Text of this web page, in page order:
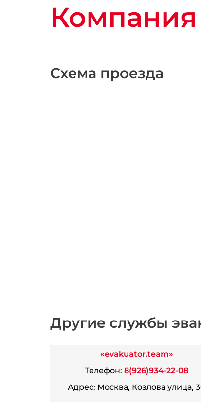
Компания
Схема проезда
Другие службы
«evakuator.team»
Телефон: 8(926)934-22-08
Адрес: Москва, Козлова улица,